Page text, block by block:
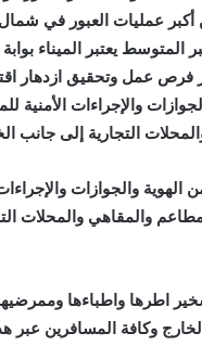
عمليات العبور في شمال
المتوسط يعتبر الميناء
فرص عمل وتحقيق ازدهار
والإجراءات الأمنية
التجارية إلى جانب
والجوازات
والمقاهي والمحلات
اطرها واطباءها
وكافة المسافرين عبر